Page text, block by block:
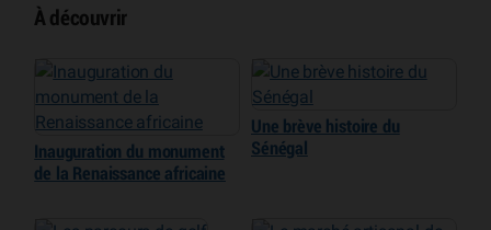
À découvrir
Inauguration du monument
de la Renaissance africaine
Une brève histoire du
Sénégal